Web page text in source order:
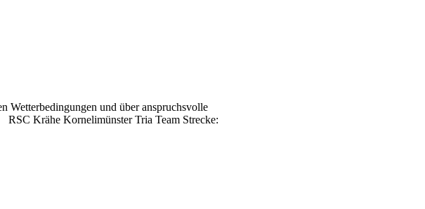
Wetterbedingungen und über anspruchsvolle
Krähe Kornelimünster Tria Team Strecke: